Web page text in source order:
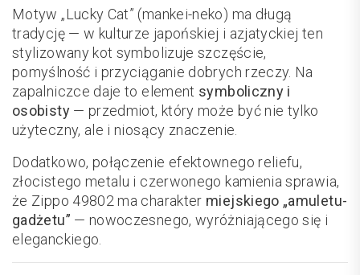
Motyw „Lucky Cat” (mankei-neko) ma długą
tradycję — w kulturze japońskiej i azjatyckiej ten
stylizowany kot symbolizuje szczęście,
pomyślność i przyciąganie dobrych rzeczy. Na
zapalniczce daje to element symboliczny i
osobisty— przedmiot, który może być nie tylko
użyteczny, ale i niosący znaczenie.
Dodatkowo, połączenie efektownego reliefu,
złocistego metalu i czerwonego kamienia sprawia,
że Zippo 49802 ma charakter miejskiego „amuletu-
gadżetu” — nowoczesnego, wyróżniającego się i
eleganckiego.